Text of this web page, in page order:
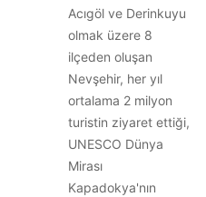
Acıgöl ve Derinkuyu
olmak üzere 8
ilçeden oluşan
Nevşehir, her yıl
ortalama 2 milyon
turistin ziyaret ettiği,
UNESCO Dünya
Mirası
Kapadokya'nın